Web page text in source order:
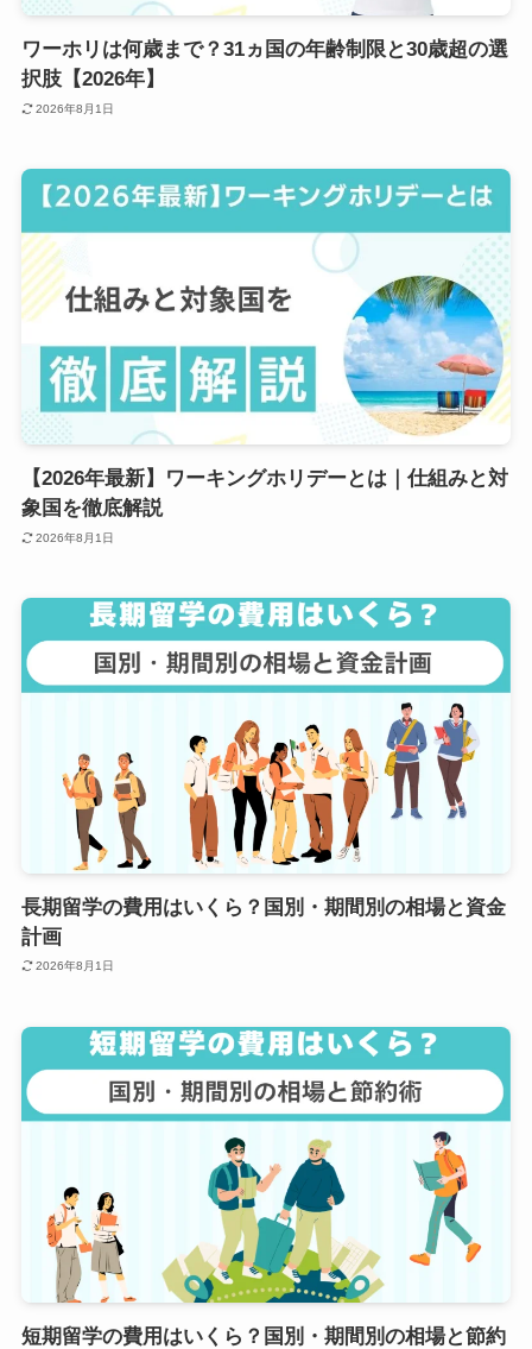
ワーホリは何歳まで？31ヵ国の年齢制限と30歳超の選
択肢【2026年】
2026年8月1日
【2026年最新】ワーキングホリデーとは｜仕組みと対
象国を徹底解説
2026年8月1日
長期留学の費用はいくら？国別・期間別の相場と資金
計画
2026年8月1日
短期留学の費用はいくら？国別・期間別の相場と節約